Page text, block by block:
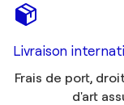
Livraison
Frais de port,
d'art